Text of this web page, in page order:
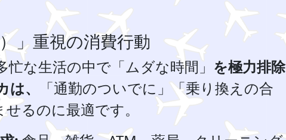
」重視の消費行動
な生活の中で「ムダな時間」 を極力排除
、
「通勤のついでに」「乗り換えの合
るのに最適です。